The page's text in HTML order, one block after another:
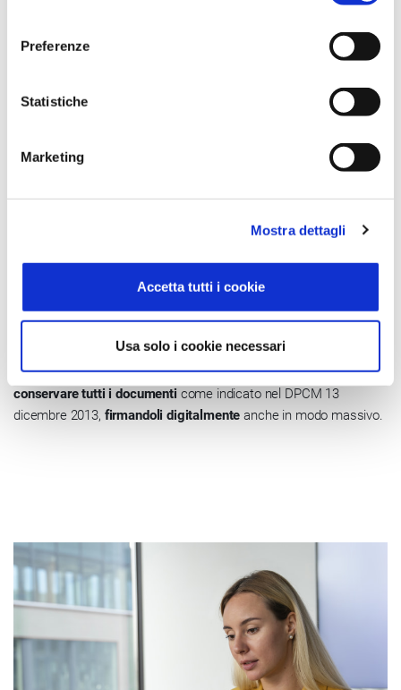
Preferenze
Statistiche
Marketing
Mostra dettagli
Accetta tutti i cookie
Usa solo i cookie necessari
Mailbox
L’art. 43 del D. lgs. 217/2017 prevede la
di PEC in
allegare in automatico le registrazioni di protocollo e inviare
messaggi.
A norma di legge
A completamento del processo di archiviazione, è possibile
conservare tutti i documenti come indicato nel DPCM 13
dicembre 2013, firmandoli digitalmenteanche in modo massivo.